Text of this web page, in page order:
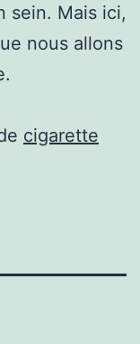
sein. Mais ici,
nous allons
cigarette